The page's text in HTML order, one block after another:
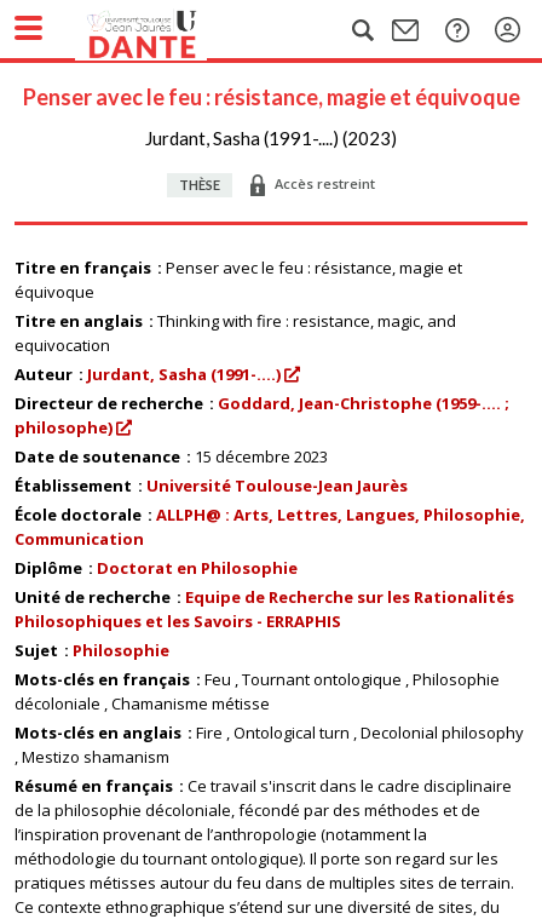
Penser avec le feu : résistance, magie et équivoque
Jurdant, Sasha (1991-....) (2023)
THÈSE Accès restreint
Titre en français
Penser avec le feu : résistance, magie et
équivoque
Titre en anglais
Thinking with fire : resistance, magic, and
equivocation
Auteur
Jurdant, Sasha (1991-....)
Directeur de recherche
Goddard, Jean-Christophe (1959-.... ;
philosophe)
Date de soutenance
15 décembre 2023
Établissement
Université Toulouse-Jean Jaurès
École doctorale
ALLPH@ : Arts, Lettres, Langues, Philosophie,
Communication
Diplôme
Doctorat en Philosophie
Unité de recherche
Equipe de Recherche sur les Rationalités
Philosophiques et les Savoirs - ERRAPHIS
Sujet
Philosophie
Mots-clés en français
Feu Tournant ontologique Philosophie
décoloniale Chamanisme métisse
Mots-clés en anglais
Fire Ontological turn Decolonial philosophy
Mestizo shamanism
Résumé en français
Ce travail s'inscrit dans le cadre disciplinaire
de la philosophie décoloniale, fécondé par des méthodes et de
l’inspiration provenant de l’anthropologie (notamment la
méthodologie du tournant ontologique). Il porte son regard sur les
pratiques métisses autour du feu dans de multiples sites de terrain.
Ce contexte ethnographique s’étend sur une diversité de sites, du